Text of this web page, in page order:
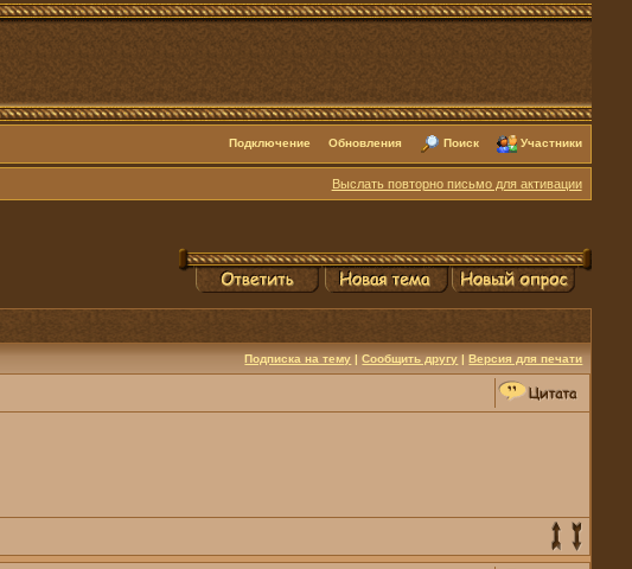
Подключение Обновления Поиск Участники
Выслать повторно письмо для активации
Подписка на тему |Сообщить другу |Версия для печати